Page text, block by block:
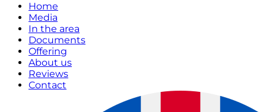
Home
Media
In the area
Documents
Offering
About us
Reviews
Contact